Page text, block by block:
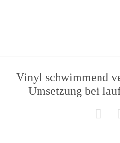
Vinyl schwimmend
Umsetzung bei
